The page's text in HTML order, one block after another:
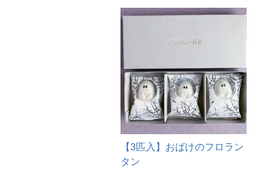
【3匹入】おばけのフロラン
タン